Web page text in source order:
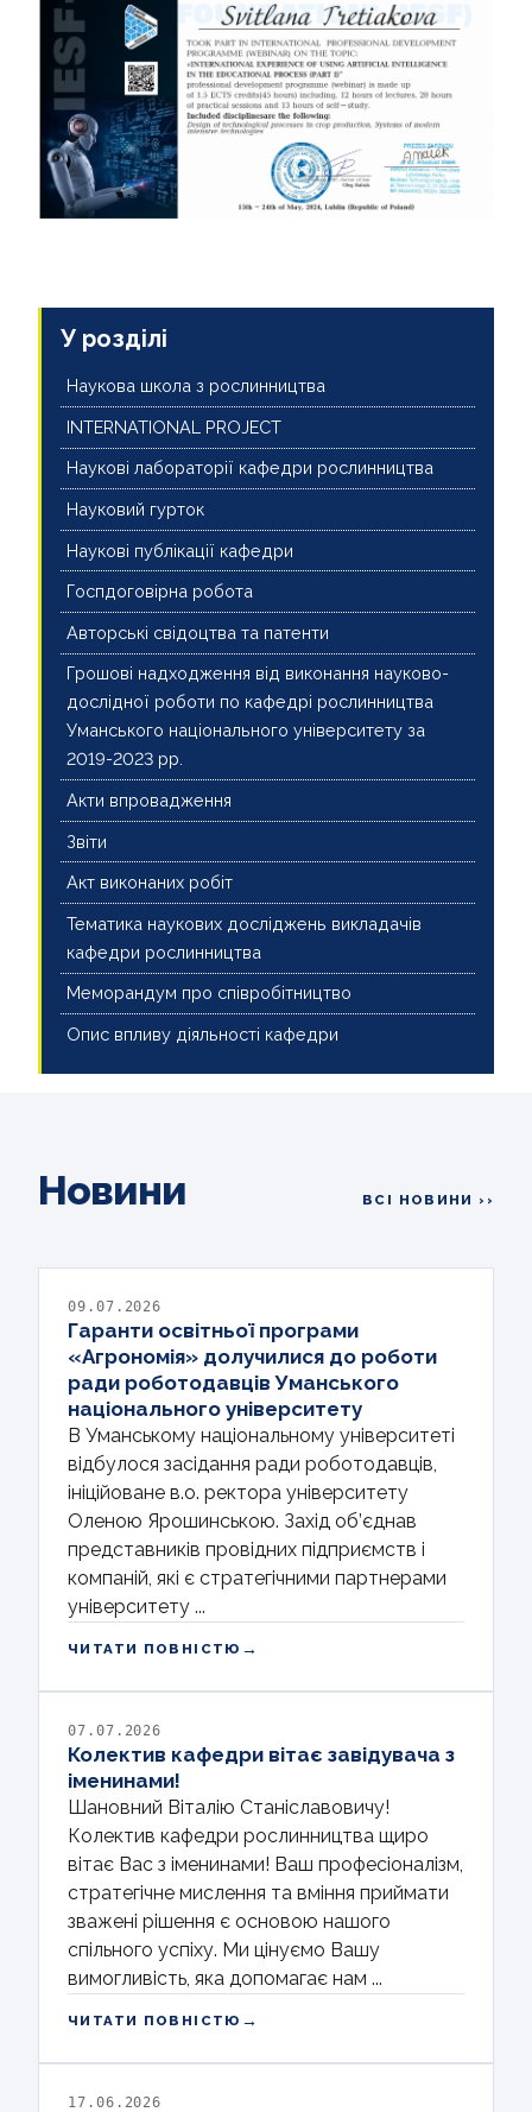
У розділі
Наукова школа з рослинництва
INTERNATIONAL PROJECT
Наукові лабораторії кафедри рослинництва
Науковий гурток
Наукові публікації кафедри
Госпдоговірна робота
Авторські свідоцтва та патенти
Грошові надходження від виконання науково-
дослідної роботи по кафедрі рослинництва
Уманського національного університету за
2019-2023 рр.
Акти впровадження
Звіти
Акт виконаних робіт
Тематика наукових досліджень викладачів
кафедри рослинництва
Меморандум про співробітництво
Опис впливу діяльності кафедри
Новини ВСІ НОВИНИ ››
09.07.2026
Гаранти освітньої програми
«Агрономія» долучилися до роботи
ради роботодавців Уманського
національного університету
В Уманському національному університеті
відбулося засідання ради роботодавців,
ініційоване в.о. ректора університету
Оленою Ярошинською. Захід об’єднав
представників провідних підприємств і
компаній, які є стратегічними партнерами
університету ...
ЧИТАТИ ПОВНІСТЮ →
07.07.2026
Колектив кафедри вітає завідувача з
іменинами!
Шановний Віталію Станіславовичу!
Колектив кафедри рослинництва щиро
вітає Вас з іменинами! Ваш професіоналізм,
стратегічне мислення та вміння приймати
зважені рішення є основою нашого
спільного успіху. Ми цінуємо Вашу
вимогливість, яка допомагає нам ...
ЧИТАТИ ПОВНІСТЮ →
17.06.2026